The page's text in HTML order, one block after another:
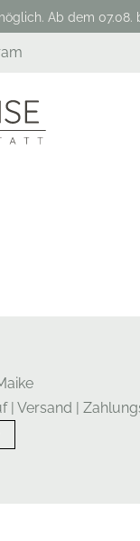
Ab dem 07.08.
| Versand |